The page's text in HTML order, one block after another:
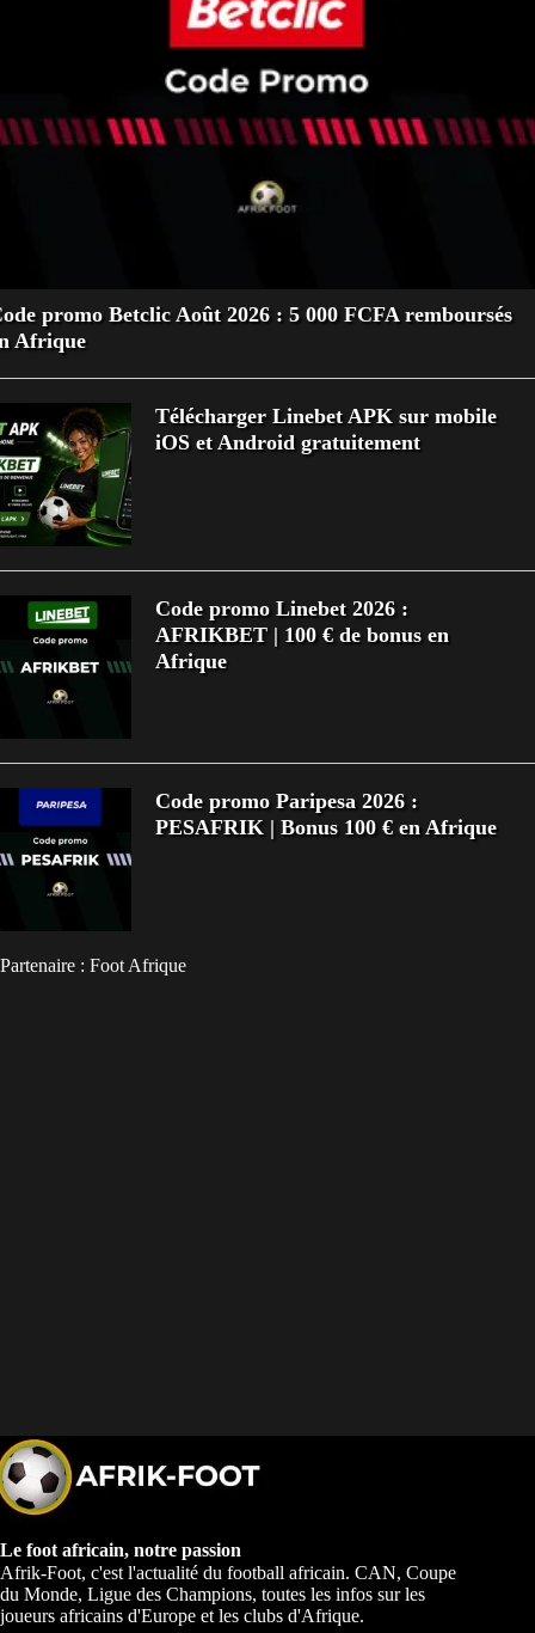
promo Betclic Août 2026 : 5 000 FCFA remboursés
Afrique
Télécharger Linebet APK sur mobile
iOS et Android gratuitement
Code promo Linebet 2026 :
AFRIKBET | 100 € de bonus en
Afrique
Code promo Paripesa 2026 :
PESAFRIK | Bonus 100 € en Afrique
Partenaire : Foot Afrique
Le foot africain, notre passion
Afrik-Foot, c'est l'actualité du football africain. CAN, Coupe
du Monde, Ligue des Champions, toutes les infos sur les
joueurs africains d'Europe et les clubs d'Afrique.